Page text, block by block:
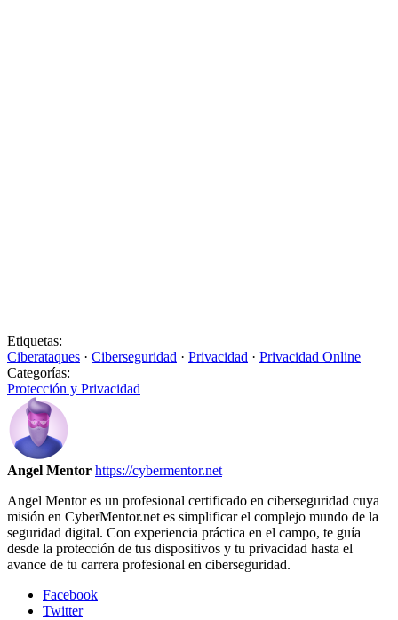
Etiquetas:
Ciberataques · Ciberseguridad · Privacidad · Privacidad Online
Categorías:
Protección y Privacidad
Angel Mentor https://cybermentor.net
Angel Mentor es un profesional certificado en ciberseguridad cuya
misión en CyberMentor.net es simplificar el complejo mundo de la
seguridad digital. Con experiencia práctica en el campo, te guía
desde la protección de tus dispositivos y tu privacidad hasta el
avance de tu carrera profesional en ciberseguridad.
Facebook
Twitter